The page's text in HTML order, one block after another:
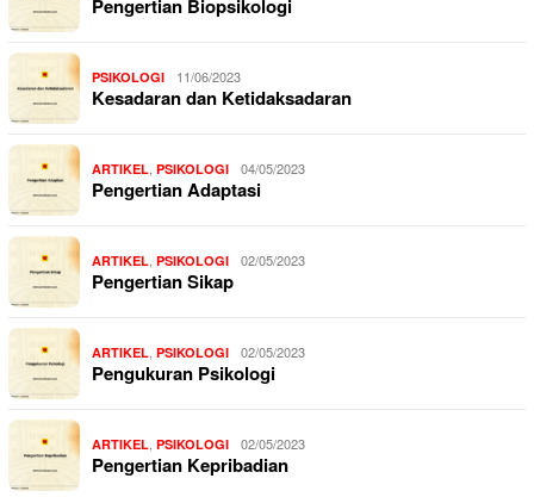
Pengertian Biopsikologi
PSIKOLOGI 11/06/2023
Kesadaran dan Ketidaksadaran
ARTIKEL PSIKOLOGI 04/05/2023
Pengertian Adaptasi
ARTIKEL PSIKOLOGI 02/05/2023
Pengertian Sikap
ARTIKEL PSIKOLOGI 02/05/2023
Pengukuran Psikologi
ARTIKEL PSIKOLOGI 02/05/2023
Pengertian Kepribadian